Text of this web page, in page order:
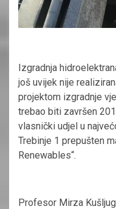
Izgradnja
još uvijek nije
projektom izgradnje
trebao biti završen
vlasnički udjel u
Trebinje 1 prepušten
Renewables“.
Profesor Mirza